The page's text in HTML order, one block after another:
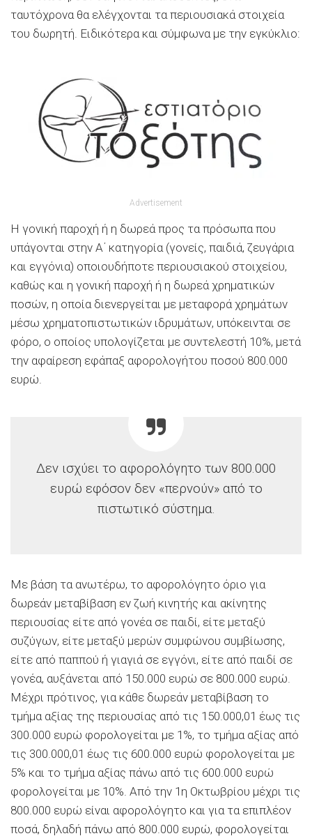
ταυτόχρονα θα ελέγχονται τα περιουσιακά στοιχεία
του δωρητή. Ειδικότερα και σύμφωνα με την εγκύκλιο:
Advertisement
Η γονική παροχή ή η δωρεά προς τα πρόσωπα που
υπάγονται στην Α΄ κατηγορία (γονείς, παιδιά, ζευγάρια
και εγγόνια) οποιουδήποτε περιουσιακού στοιχείου,
καθώς και η γονική παροχή ή η δωρεά χρηματικών
ποσών, η οποία διενεργείται με μεταφορά χρημάτων
μέσω χρηματοπιστωτικών ιδρυμάτων, υπόκεινται σε
φόρο, ο οποίος υπολογίζεται με συντελεστή 10%, μετά
την αφαίρεση εφάπαξ αφορολογήτου ποσού 800.000
ευρώ.
Δεν ισχύει το αφορολόγητο των 800.000
ευρώ εφόσον δεν «περνούν» από το
πιστωτικό σύστημα.
Με βάση τα ανωτέρω, το αφορολόγητο όριο για
δωρεάν μεταβίβαση εν ζωή κινητής και ακίνητης
περιουσίας είτε από γονέα σε παιδί, είτε μεταξύ
συζύγων, είτε μεταξύ μερών συμφώνου συμβίωσης,
είτε από παππού ή γιαγιά σε εγγόνι, είτε από παιδί σε
γονέα, αυξάνεται από 150.000 ευρώ σε 800.000 ευρώ.
Μέχρι πρότινος, για κάθε δωρεάν μεταβίβαση το
τμήμα αξίας της περιουσίας από τις 150.000,01 έως τις
300.000 ευρώ φορολογείται με 1%, το τμήμα αξίας από
τις 300.000,01 έως τις 600.000 ευρώ φορολογείται με
5% και το τμήμα αξίας πάνω από τις 600.000 ευρώ
φορολογείται με 10%. Από την 1η Οκτωβρίου μέχρι τις
800.000 ευρώ είναι αφορολόγητο και για τα επιπλέον
ποσά, δηλαδή πάνω από 800.000 ευρώ, φορολογείται